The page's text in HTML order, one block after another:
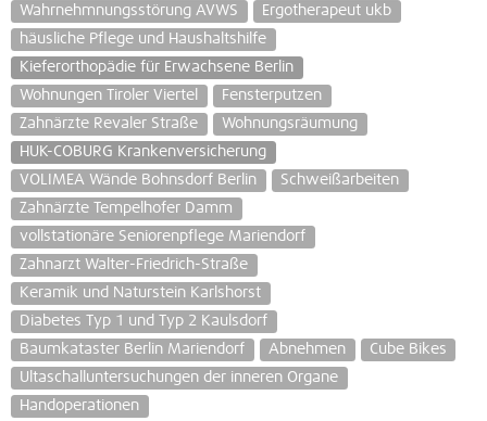
Wahrnehmnungsstörung AVWS
Ergotherapeut ukb
häusliche Pflege und Haushaltshilfe
Kieferorthopädie für Erwachsene Berlin
Wohnungen Tiroler Viertel
Fensterputzen
Zahnärzte Revaler Straße
Wohnungsräumung
HUK-COBURG Krankenversicherung
VOLIMEA Wände Bohnsdorf Berlin
Schweißarbeiten
Zahnärzte Tempelhofer Damm
vollstationäre Seniorenpflege Mariendorf
Zahnarzt Walter-Friedrich-Straße
Keramik und Naturstein Karlshorst
Diabetes Typ 1 und Typ 2 Kaulsdorf
Baumkataster Berlin Mariendorf
Abnehmen
Cube Bikes
Ultaschalluntersuchungen der inneren Organe
Handoperationen